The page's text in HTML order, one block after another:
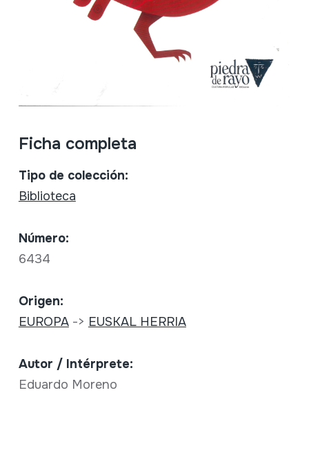
Ficha completa
Tipo de colección:
Biblioteca
Número:
6434
Origen:
EUROPA-> EUSKAL HERRIA
Autor / Intérprete:
Eduardo Moreno